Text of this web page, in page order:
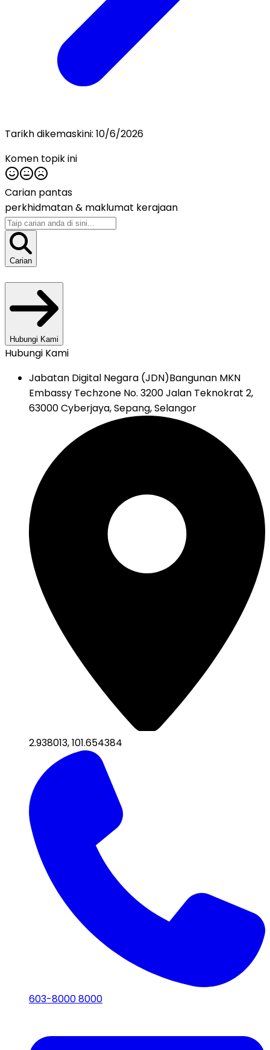
Tarikh dikemaskini: 10/6/2026
Komen topik ini
Carian pantas
perkhidmatan & maklumat kerajaan
Carian
Hubungi Kami
Hubungi Kami
Jabatan Digital Negara (JDN)Bangunan MKN
Embassy Techzone No. 3200 Jalan Teknokrat 2,
63000 Cyberjaya, Sepang, Selangor
2.938013,101.654384
603-8000 8000